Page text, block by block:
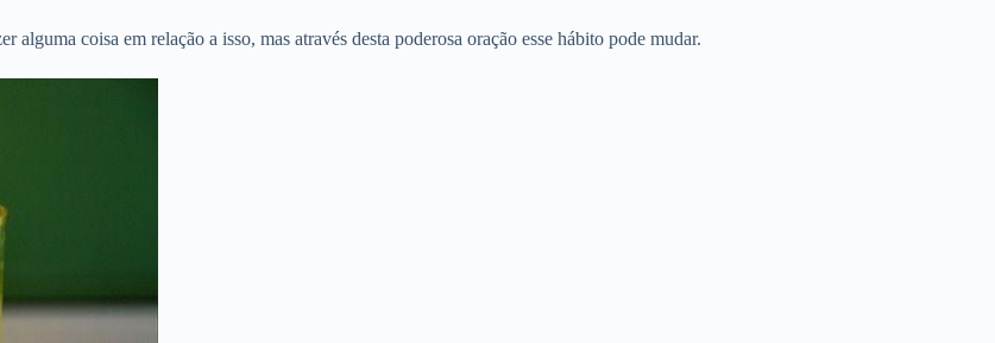
alguma coisa em relação a isso, mas através desta poderosa oração esse hábito pode mudar.